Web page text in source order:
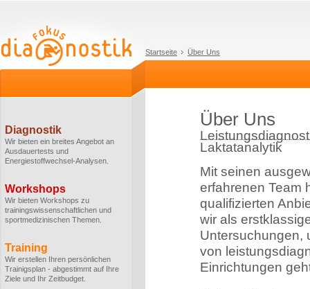
Startseite Über Uns
Diagnostik
Wir bieten ein breites Angebot an
Ausdauertests und
Energiestoffwechsel-Analysen.
Workshops
Wir bieten Workshops zu
trainingswissenschaftlichen und
sportmedizinischen Themen.
Training
Wir erstellen Ihren persönlichen
Trainigsplan - abgestimmt auf Ihre
Ziele und Ihr Zeitbudget.
Über Uns
Laktatanalytik
Mit seinen
erfahrenen Team
qualifizierten
wir als
Untersuchungen,
von
Einrichtungen